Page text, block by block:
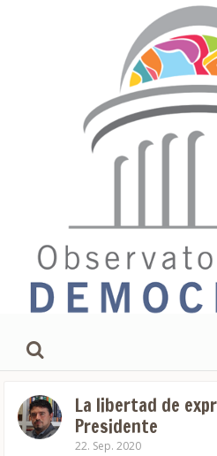
La libertad de
Presidente
22. Sep. 2020